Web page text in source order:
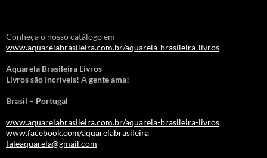
Conheça o nosso catálogo em
www.aquarelabrasileira.com.br/aquarela-brasileira-livros
Aquarela Brasileira Livros
Livros são Incríveis! A gente ama!
Brasil – Portugal
www.aquarelabrasileira.com.br/aquarela-brasileira-livros
www.facebook.com/aquarelabrasileira
faleaquarela@gmail.com